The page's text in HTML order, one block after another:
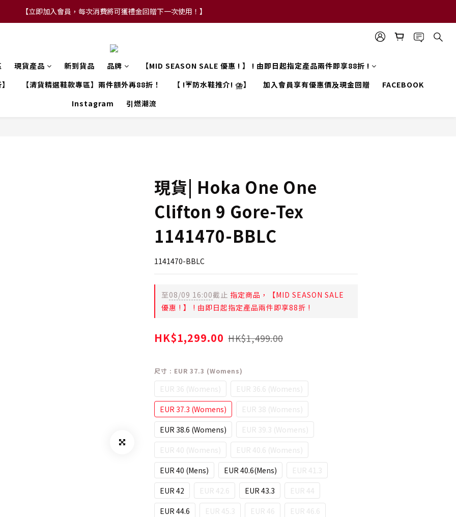
【FLASH SALE 兩件指定現貨產品即享88折】
【立即加入會員，每次消費將可獲禮金回贈下一次使用！】
現貨產品 新到貨品 品牌
【MID SEASON SALE 優惠 ! 】 ! 由即日起指定產品兩件即享88折 !
【清貨精選鞋款專區】兩件額外再88折！ 【 !☔防水鞋推介! ⛈️】 加入會員享有優惠價及現金回贈
FACEBOOK
Instagram
引燃潮流
現貨| Hoka One One
Clifton 9 Gore-Tex
1141470-BBLC
1141470-BBLC
至08/09 16:00截止 指定商品，【MID SEASON SALE
優惠 ! 】 ! 由即日起指定產品兩件即享88折 !
HK$1,299.00 HK$1,499.00
尺寸 : EUR 37.3 (Womens)
EUR 36 (Womens)
EUR 36.6 (Womens)
EUR 37.3 (Womens)
EUR 38 (Womens)
EUR 38.6 (Womens)
EUR 39.3 (Womens)
EUR 40 (Womens)
EUR 40.6 (Womens)
EUR 40 (Mens)
EUR 40.6(Mens)
EUR 41.3
EUR 42
EUR 42.6 EUR 43.3
EUR 44
EUR 44.6
EUR 45.3 EUR 46 EUR 46.6